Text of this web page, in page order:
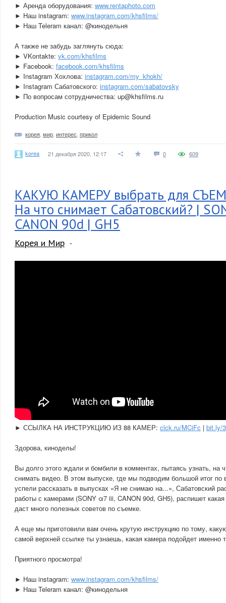
► Аренда оборудования: www.rentaphoto.com
► Наш instagram: www.instagram.com/khsfilms/
► Наш Teleram канал: @кинодельня
А также не забудь заглянуть сюда:
► VKontakte: vk.com/khsfilms
► Facebook: facebook.com/khsfilms
► Instagram Хохлова: instagram.com/my_khokh/
► Instagram Сабатовского: instagram.com/sabatovsky
► По вопросам сотрудничества: up@khsfilms.ru
Production Music courtesy of Epidemic Sound
корея мир интерес прикол
korea 21 декабря 2020, 12:17 0 609
КАКУЮ КАМЕРУ выбрать для
На что снимает Сабатовский? |
CANON 90d | GH5
Корея и Мир
► ССЫЛКА НА ИНСТРУКЦИЮ ИЗ 88 КАМЕР: clck.ru/MCiFc | bit.ly/
Здорова, киноделы!
Вы долго этого ждали и бомбили в комментах, пытаясь узнать, на
снимать видео. В этом выпуске, где мы подводим большой итог по
успели рассказать в выпусках «Я не снимаю на...», Сабатовский
работы с камерами (SONY α7 iii, CANON 90d, GH5), распишет
даст много полезных советов по съемке.
А еще мы приготовили вам очень крутую инструкцию по тому,
самой верхней ссылке ты узнаешь, какая камера подойдет именно
Приятного просмотра!
► Наш instagram: www.instagram.com/khsfilms/
► Наш Teleram канал: @кинодельня